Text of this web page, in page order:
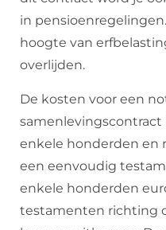
in
hoogte van
overlijden.
De kosten voor een
enkele honderden en
een eenvoudig
enkele honderden
testamenten richting